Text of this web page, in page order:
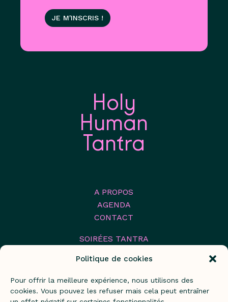
Politique de cookies
Pour offrir la meilleure expérience, nous utilisons des
cookies. Vous pouvez les refuser mais cela peut entraîner
Holy
Human
Tantra
A PROPOS
AGENDA
CONTACT
SOIRÉES TANTRA
FESTIVAL TANTRA
FORMATION 2026
FORMATION 2027
JE M'INSCRIS !